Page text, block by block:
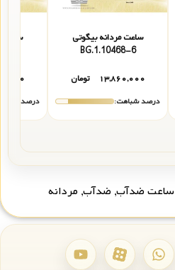
ساعت مردانه بیگوتی
BG.1.10468-6
۱۳,۸۶۰,۰۰۰
تومان
درصد شباهت:
ساعت
درصد
ساعت ضدآب, ضدآب, مردانه